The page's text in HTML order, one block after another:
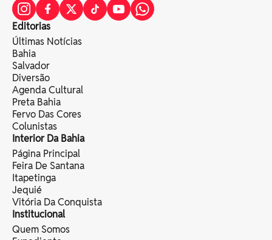
Editorias
Últimas Notícias
Bahia
Salvador
Diversão
Agenda Cultural
Preta Bahia
Fervo Das Cores
Colunistas
Interior Da Bahia
Página Principal
Feira De Santana
Itapetinga
Jequié
Vitória Da Conquista
Institucional
Quem Somos